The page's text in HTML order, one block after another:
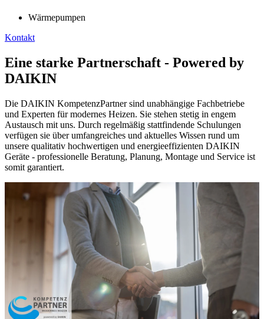
Wärmepumpen
Kontakt
Eine starke Partnerschaft - Powered by
DAIKIN
Die DAIKIN KompetenzPartner sind unabhängige Fachbetriebe
und Experten für modernes Heizen. Sie stehen stetig in engem
Austausch mit uns. Durch regelmäßig stattfindende Schulungen
verfügen sie über umfangreiches und aktuelles Wissen rund um
unsere qualitativ hochwertigen und energieeffizienten DAIKIN
Geräte - professionelle Beratung, Planung, Montage und Service ist
somit garantiert.